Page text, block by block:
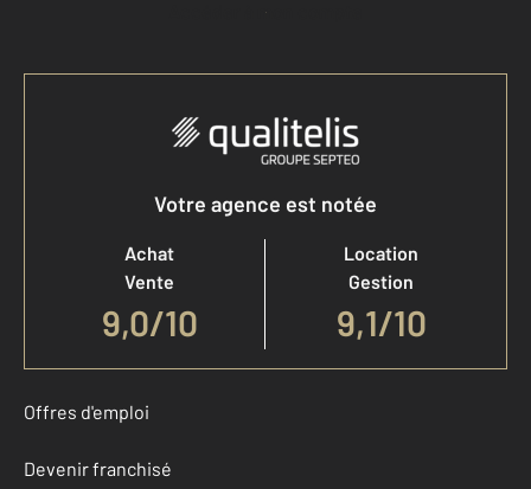
Accéder à mon compte
Votre agence est notée
Achat
Vente
9,0/10
Location
Gestion
9,1/10
Offres d'emploi
Devenir franchisé